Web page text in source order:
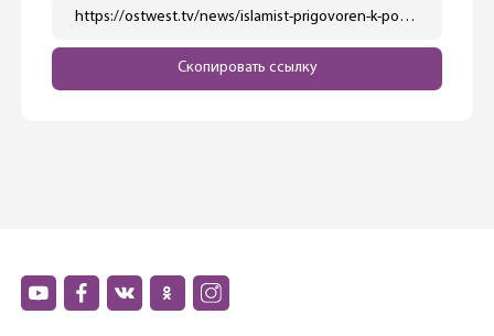
https://ostwest.tv/news/islamist-prigovoren-k-pozhiznennomu-zakljucheniju-za-napadenie-s-nozhom-v-dujsburge/
Скопировать ссылку